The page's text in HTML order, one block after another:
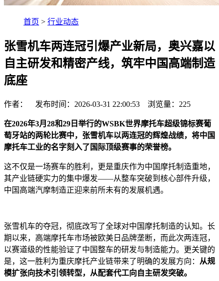
首页 > 行业动态
张雪机车两连冠引爆产业新局，奥兴嘉以
自主研发和精密产线，筑牢中国高端制造
底座
作者： 发布时间：2026-03-31 22:00:53 浏览量： 225
在2026年3月28和29日举行的WSBK世界摩托车超级锦标赛葡
萄牙站的两轮比赛中，张雪机车以两连冠的辉煌战绩，将中国
摩托车工业的名字刻入了国际顶级赛事的荣誉榜。
这不仅是一场赛车的胜利，更是重庆作为中国摩托制造重地，
其产业链硬实力的集中爆发——从整车突破到核心部件升级，
中国高端汽摩制造正迎来前所未有的发展机遇。
张雪机车的夺冠，彻底改写了全球对中国摩托制造的认知。长
期以来，高端摩托车市场被欧美日品牌垄断，而此次两连冠，
以赛道级的性能验证了中国整车的研发与制造能力。更关键的
是，这一胜利为重庆摩托产业链带来了明确的发展方向： 从规
模扩张向技术引领转型，从配套代工向自主研发突破。